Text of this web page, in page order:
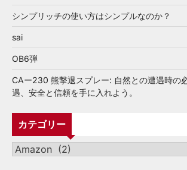
シンプリッチの使い方はシンプルなのか？
sai
OB6弾
CAー230 熊撃退スプレー: 自然との遭遇時の
遇、安全と信頼を手に入れよう。
カテゴリー
カ